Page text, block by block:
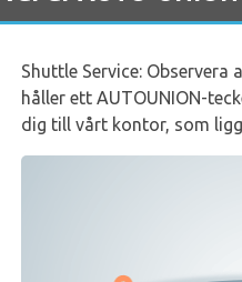
Shuttle Service:
håller ett AUTOUNION-
dig till vårt kontor, som